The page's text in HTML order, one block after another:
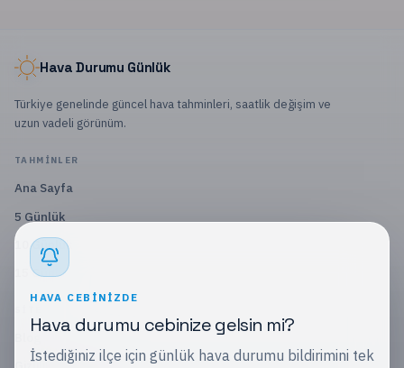
Hava Durumu Günlük
Türkiye genelinde güncel hava tahminleri, saatlik değişim ve
uzun vadeli görünüm.
TAHMINLER
Ana Sayfa
5 Günlük
10 Günlük
15 Günlük
HAVA CEBINIZDE
Hava durumu cebinize gelsin mi?
İstediğiniz ilçe için günlük hava durumu bildirimini tek